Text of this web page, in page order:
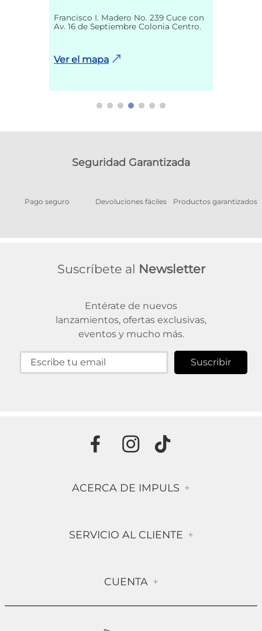
Francisco I. Madero No. 239 Cuce con
Av. 16 de Septiembre Colonia Centro.
Ver el mapa
Seguridad Garantizada
Pago seguro Devoluciones fáciles Productos garantizados
Suscríbete al Newsletter
Entérate de nuevos
lanzamientos, ofertas exclusivas,
eventos y mucho más.
Suscribir
ACERCA DE IMPULS +
Contáctanos
Compra Segura
SERVICIO AL CLIENTE +
CUENTA +